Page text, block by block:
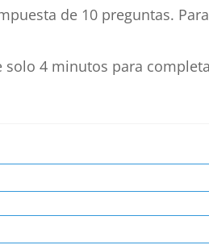
de 10 preguntas.
solo 4 minutos para